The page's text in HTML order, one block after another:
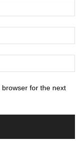
for the next